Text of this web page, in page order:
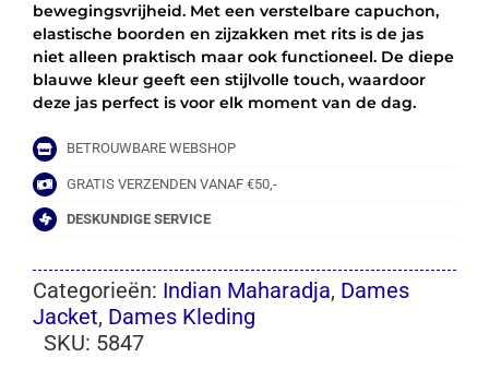
bewegingsvrijheid. Met een verstelbare capuchon,
elastische boorden en zijzakken met rits is de jas
niet alleen praktisch maar ook functioneel. De diepe
blauwe kleur geeft een stijlvolle touch, waardoor
deze jas perfect is voor elk moment van de dag.
BETROUWBARE WEBSHOP
GRATIS VERZENDEN VANAF €50,-
DESKUNDIGE SERVICE
Categorieën: Indian Maharadja, Dames
Jacket, Dames Kleding
SKU: 5847